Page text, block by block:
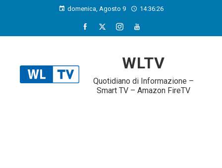
domenica, Agosto 9 14:36:27
WLTV
Quotidiano di Informazione –
Smart TV – Amazon FireTV